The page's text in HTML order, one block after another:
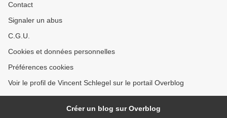
Contact
Signaler un abus
C.G.U.
Cookies et données personnelles
Préférences cookies
Voir le profil de Vincent Schlegel sur le portail Overblog
Créer un blog sur Overblog